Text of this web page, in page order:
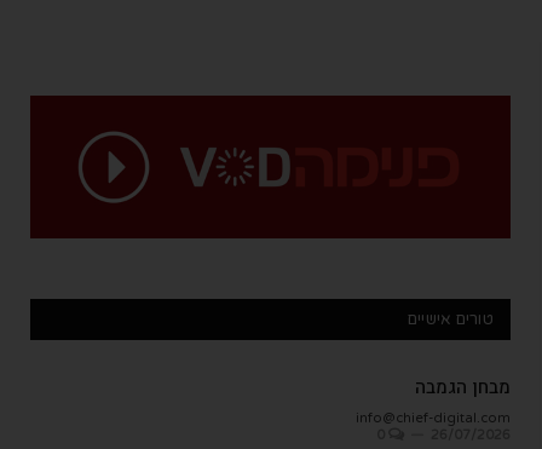
טורים אישיים
מבחן הגמבה
info@chief-digital.com